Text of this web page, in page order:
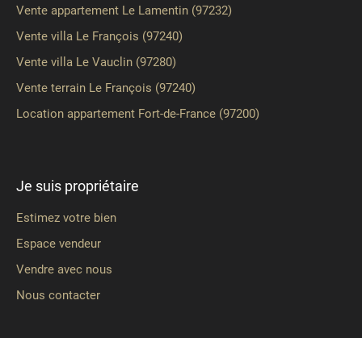
Vente appartement Le Lamentin (97232)
Vente villa Le François (97240)
Vente villa Le Vauclin (97280)
Vente terrain Le François (97240)
Location appartement Fort-de-France (97200)
Je suis propriétaire
Estimez votre bien
Espace vendeur
Vendre avec nous
Nous contacter